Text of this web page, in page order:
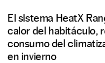
El sistema HeatX
calor del habitáculo,
consumo del
en invierno